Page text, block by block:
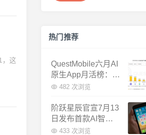
，这
热门推荐
QuestMobile六月AI
原生App月活榜：豆
包3.8亿断层第一，
倍
482 次浏览
阶跃星辰官宣7月13
日发布首款AI智能
体终端：大模型公
433 次浏览